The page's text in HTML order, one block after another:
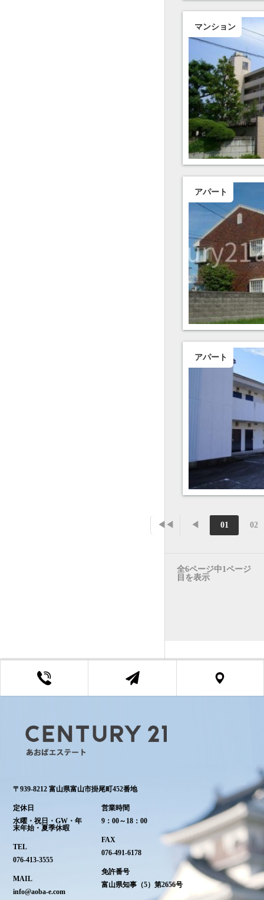
マンション
アパート
アパート
◀◀ ◀ 01 02
全6ページ中1ページ
目を表示
〒939-8212 富山県富山市掛尾町452番地
定休日
水曜・祝日・GW・年
末年始・夏季休暇
TEL
076-413-3555
MAIL
info@aoba-e.com
営業時間
9：00～18：00
FAX
076-491-6178
免許番号
富山県知事（5）第2656号